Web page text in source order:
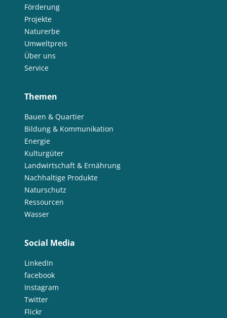
Förderung
Projekte
Naturerbe
Umweltpreis
Über uns
Service
Themen
Bauen & Quartier
Bildung & Kommunikation
Energie
Kulturgüter
Landwirtschaft & Ernährung
Nachhaltige Produkte
Naturschutz
Ressourcen
Wasser
Social Media
LinkedIn
facebook
Instagram
Twitter
Flickr